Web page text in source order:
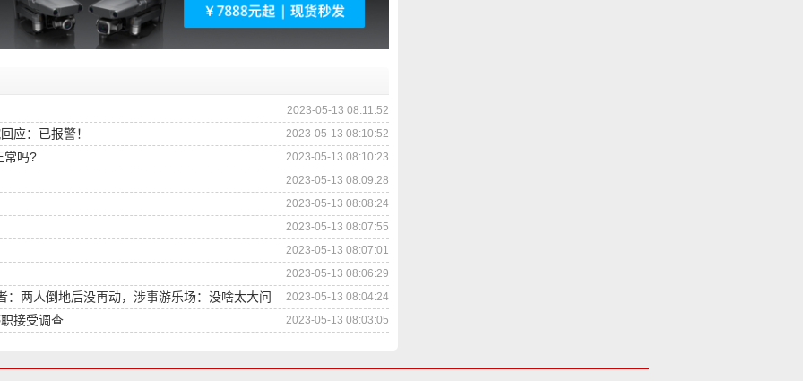
2023-05-13 08:11:52
2023-05-13 08:10:52
应：已报警！
2023-05-13 08:10:23
常吗?
2023-05-13 08:09:28
2023-05-13 08:08:24
2023-05-13 08:07:55
2023-05-13 08:07:01
2023-05-13 08:06:29
2023-05-13 08:04:24
两人倒地后没再动，涉事游乐场：没啥太大问
2023-05-13 08:03:05
接受调查